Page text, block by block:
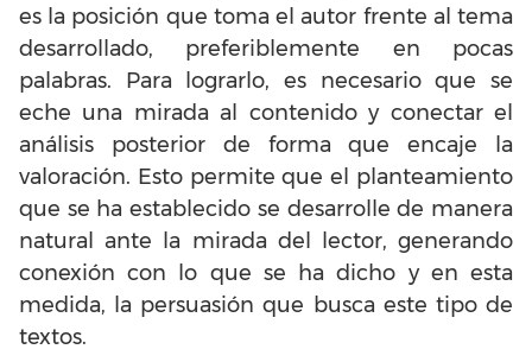
es la posición que toma el autor frente al tema
desarrollado, preferiblemente en pocas
palabras. Para lograrlo, es necesario que se
eche una mirada al contenido y conectar el
análisis posterior de forma que encaje la
valoración. Esto permite que el planteamiento
que se ha establecido se desarrolle de manera
natural ante la mirada del lector, generando
conexión con lo que se ha dicho y en esta
medida, la persuasión que busca este tipo de
textos.